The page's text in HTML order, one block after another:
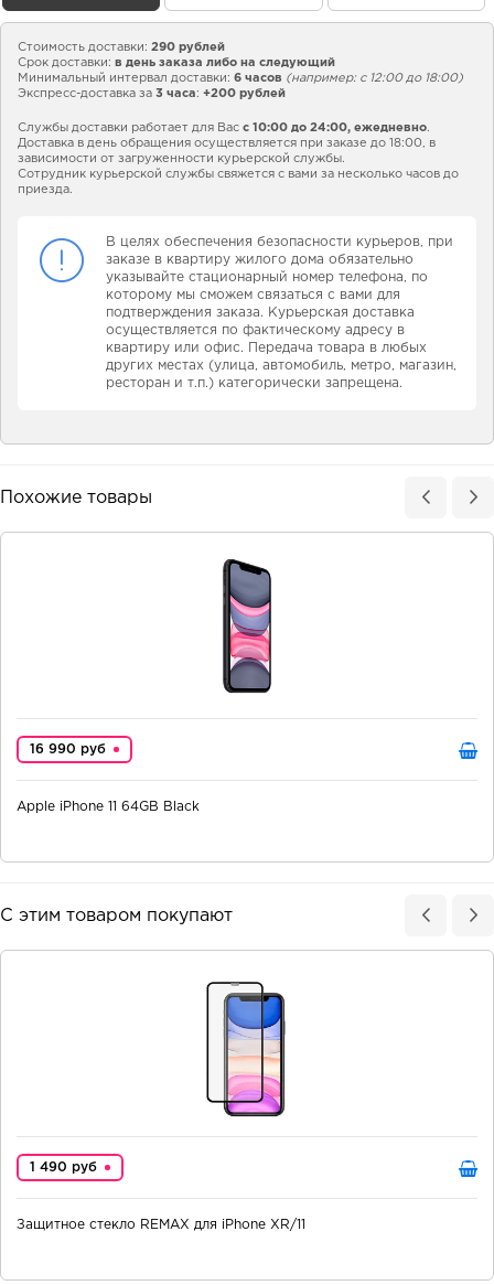
Стоимость доставки: 290 рублей
Срок доставки: в день заказа либо на следующий
Минимальный интервал доставки: 6 часов (например: с 12:00 до 18:00)
Экспресс-доставка за 3 часа : +200 рублей
Службы доставки работает для Вас с 10:00 до 24:00, ежедневно.
Доставка в день обращения осуществляется при заказе до 18:00, в
зависимости от загруженности курьерской службы.
Сотрудник курьерской службы свяжется с вами за несколько часов до
приезда.
В целях обеспечения безопасности курьеров, при
заказе в квартиру жилого дома обязательно
указывайте стационарный номер телефона, по
которому мы сможем связаться с вами для
подтверждения заказа. Курьерская доставка
осуществляется по фактическому адресу в
квартиру или офис. Передача товара в любых
других местах (улица, автомобиль, метро, магазин,
ресторан и т.п.) категорически запрещена.
Похожие товары
16 990 руб
Apple iPhone 11 64GB Black
С этим товаром покупают
1 490 руб
Защитное стекло REMAX для iPhone XR/11